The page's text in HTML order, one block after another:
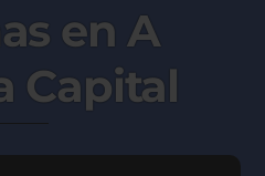
en A
Capital